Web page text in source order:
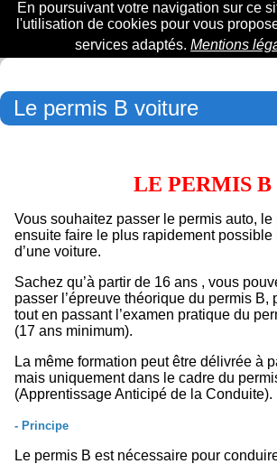
En poursuivant votre navigation sur ce
l'utilisation de cookies pour vous
services adaptés. Mentions
Le permis B voiture
LE PERMIS B
Vous souhaitez passer le permis auto, le
ensuite faire le plus rapidement possible
d’une voiture.
Sachez qu’à partir de 16 ans , vous
passer l’épreuve théorique du permis B,
tout en passant l’examen pratique du
(17 ans minimum).
La même formation peut être délivrée à
mais uniquement dans le cadre du
(Apprentissage Anticipé de la Conduite).
- Principe
Le permis B est nécessaire pour